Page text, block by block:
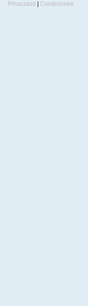
Privacidad
Condiciones